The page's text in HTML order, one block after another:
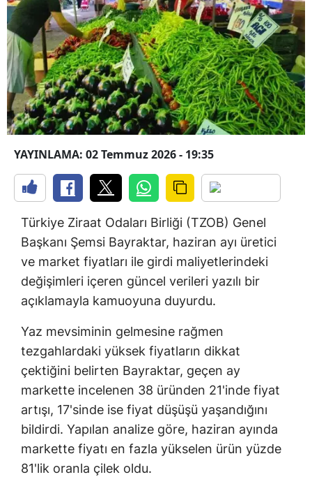
YAYINLAMA: 02 Temmuz 2026 - 19:35
Türkiye Ziraat Odaları Birliği (TZOB) Genel
Başkanı Şemsi Bayraktar, haziran ayı üretici
ve market fiyatları ile girdi maliyetlerindeki
değişimleri içeren güncel verileri yazılı bir
açıklamayla kamuoyuna duyurdu.
Yaz mevsiminin gelmesine rağmen
tezgahlardaki yüksek fiyatların dikkat
çektiğini belirten Bayraktar, geçen ay
markette incelenen 38 üründen 21'inde fiyat
artışı, 17'sinde ise fiyat düşüşü yaşandığını
bildirdi. Yapılan analize göre, haziran ayında
markette fiyatı en fazla yükselen ürün yüzde
81'lik oranla çilek oldu.